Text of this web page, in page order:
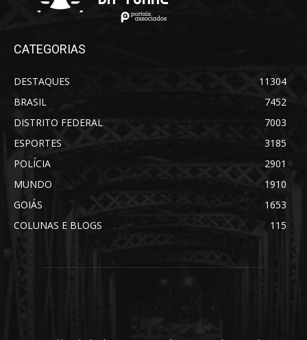
CATEGORIAS
DESTAQUES
11304
BRASIL
7452
DISTRITO FEDERAL
7003
ESPORTES
3185
POLÍCIA
2901
MUNDO
1910
GOIÁS
1653
COLUNAS E BLOGS
115